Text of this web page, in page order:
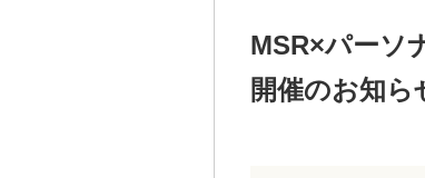
MSR×パーソ
開催のお知